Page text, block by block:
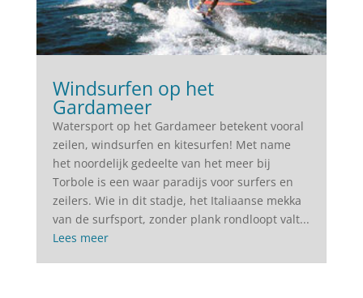
Windsurfen op het
Gardameer
Watersport op het Gardameer betekent vooral
zeilen, windsurfen en kitesurfen! Met name
het noordelijk gedeelte van het meer bij
Torbole is een waar paradijs voor surfers en
zeilers. Wie in dit stadje, het Italiaanse mekka
van de surfsport, zonder plank rondloopt valt...
Lees meer